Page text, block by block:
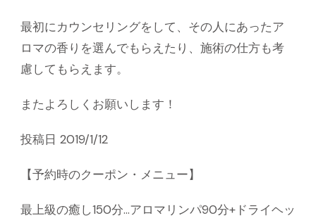
最初にカウンセリングをして、その人にあったア
ロマの香りを選んでもらえたり、施術の仕方も考
慮してもらえます。
またよろしくお願いします！
投稿日 2019/1/12
【予約時のクーポン・メニュー】
最上級の癒し150分…アロマリンパ90分+ドライヘッ